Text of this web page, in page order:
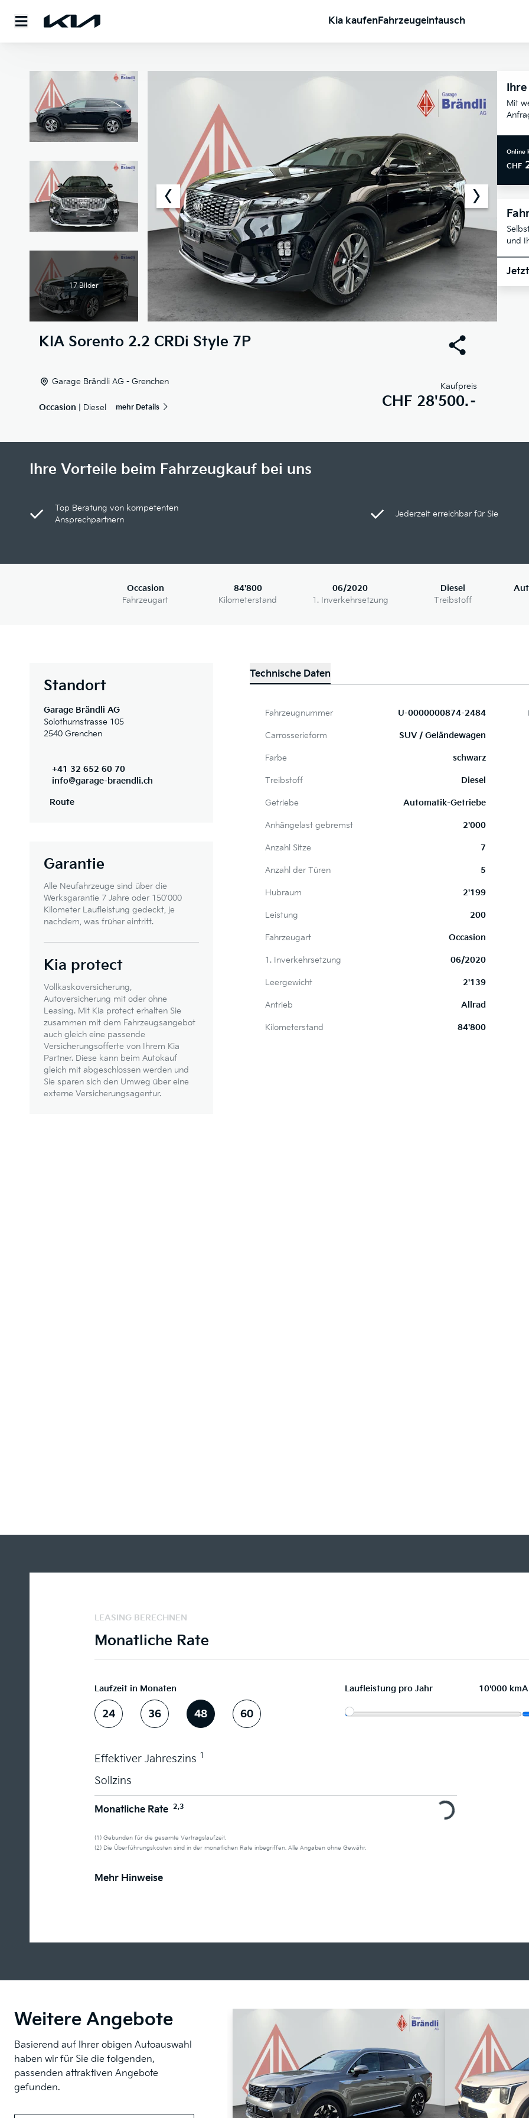
Kia kaufenFahrzeugeintausch
17 Bilder
KIA Sorento 2.2 CRDi Style 7P
Garage Brändli AG - Grenchen
Occasion | Diesel mehr Details
Kaufpreis
CHF 28'500.–
Mit
Online
CHF
und
Ihre Vorteile beim Fahrzeugkauf bei uns
Top Beratung von kompetenten
Ansprechpartnern
Jederzeit erreichbar für Sie
Occasion
Fahrzeugart
84'800
Kilometerstand
06/2020
1. Inverkehrsetzung
Diesel
Treibstoff
Technische Daten
Fahrzeugnummer U-0000000874-2484
Carrosserieform SUV / Geländewagen
Farbe schwarz
Treibstoff Diesel
Getriebe Automatik-Getriebe
Anhängelast gebremst 2'000
Anzahl Sitze 7
Anzahl der Türen 5
Hubraum 2'199
Leistung 200
Fahrzeugart Occasion
1. Inverkehrsetzung 06/2020
Leergewicht 2'139
Antrieb Allrad
Kilometerstand 84'800
Standort
Garage Brändli AG
Solothurnstrasse 105
2540 Grenchen
+41 32 652 60 70
info@garage-braendli.ch
Route
Garantie
Alle Neufahrzeuge sind über die
Werksgarantie 7 Jahre oder 150’000
Kilometer Laufleistung gedeckt, je
nachdem, was früher eintritt.
Kia protect
Vollkaskoversicherung,
Autoversicherung mit oder ohne
Leasing. Mit Kia protect erhalten Sie
zusammen mit dem Fahrzeugsangebot
auch gleich eine passende
Versicherungsofferte von Ihrem Kia
Partner. Diese kann beim Autokauf
gleich mit abgeschlossen werden und
Sie sparen sich den Umweg über eine
externe Versicherungsagentur.
LEASING BERECHNEN
Monatliche Rate
Laufzeit in Monaten
24 36 48 60
Laufleistung pro Jahr 10'000 km
Effektiver Jahreszins 1
Sollzins
Monatliche Rate 2,3
(1) Gebunden für die gesamte Vertragslaufzeit.
(2) Die Überführungskosten sind in der monatlichen Rate inbegriffen. Alle Angaben ohne Gewähr.
Mehr Hinweise
Weitere Angebote
Basierend auf Ihrer obigen Autoauswahl
haben wir für Sie die folgenden,
passenden attraktiven Angebote
gefunden.